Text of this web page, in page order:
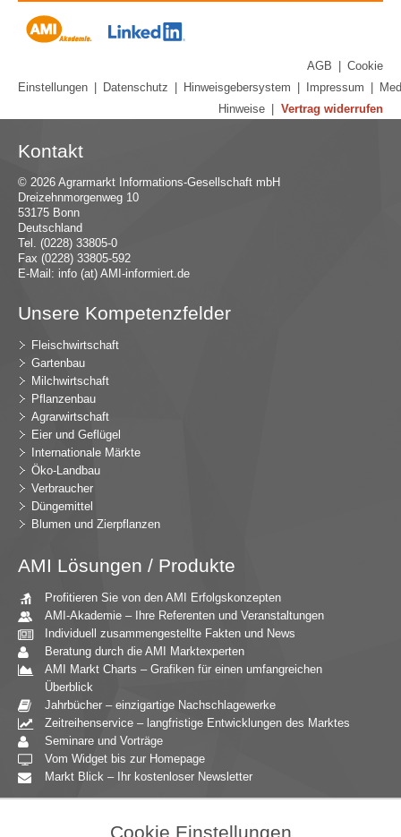
AGB
Cookie
Einstellungen
Datenschutz Hinweisgebersystem Impressum
Hinweise
Vertrag widerrufen
Kontakt
© 2026 Agrarmarkt Informations-Gesellschaft mbH
Dreizehnmorgenweg 10
53175 Bonn
Deutschland
Tel. (0228) 33805-0
Fax (0228) 33805-592
E-Mail: info (at) AMI-informiert.de
Unsere Kompetenzfelder
Fleischwirtschaft
Gartenbau
Milchwirtschaft
Pflanzenbau
Agrarwirtschaft
Eier und Geflügel
Internationale Märkte
Öko-Landbau
Verbraucher
Düngemittel
Blumen und Zierpflanzen
AMI Lösungen / Produkte
Profitieren Sie von den AMI Erfolgskonzepten
AMI-Akademie – Ihre Referenten und Veranstaltungen
Individuell zusammengestellte Fakten und News
Beratung durch die AMI Marktexperten
AMI Markt Charts – Grafiken für einen umfangreichen
Überblick
Jahrbücher – einzigartige Nachschlagewerke
Zeitreihenservice – langfristige Entwicklungen des Marktes
Seminare und Vorträge
Vom Widget bis zur Homepage
Markt Blick – Ihr kostenloser Newsletter
Cookie Einstellungen